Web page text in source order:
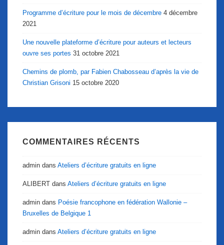
Programme d’écriture pour le mois de décembre 4 décembre
2021
Une nouvelle plateforme d’écriture pour auteurs et lecteurs
ouvre ses portes 31 octobre 2021
Chemins de plomb, par Fabien Chabosseau d’après la vie de
Christian Grisoni 15 octobre 2020
COMMENTAIRES RÉCENTS
admin dans Ateliers d’écriture gratuits en ligne
ALIBERT dans Ateliers d’écriture gratuits en ligne
admin dans Poésie francophone en fédération Wallonie –
Bruxelles de Belgique 1
admin dans Ateliers d’écriture gratuits en ligne